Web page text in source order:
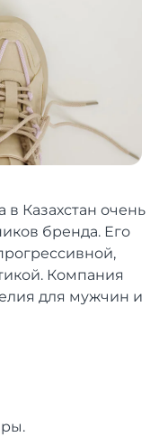
в Казахстан очень
бренда. Его
Компания
для мужчин и